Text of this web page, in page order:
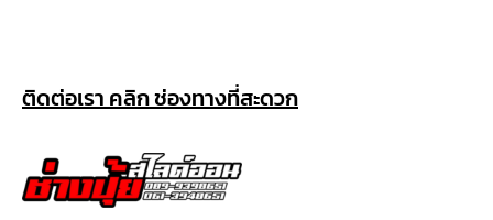
ติดต่อเรา คลิก ช่องทางที่สะดวก